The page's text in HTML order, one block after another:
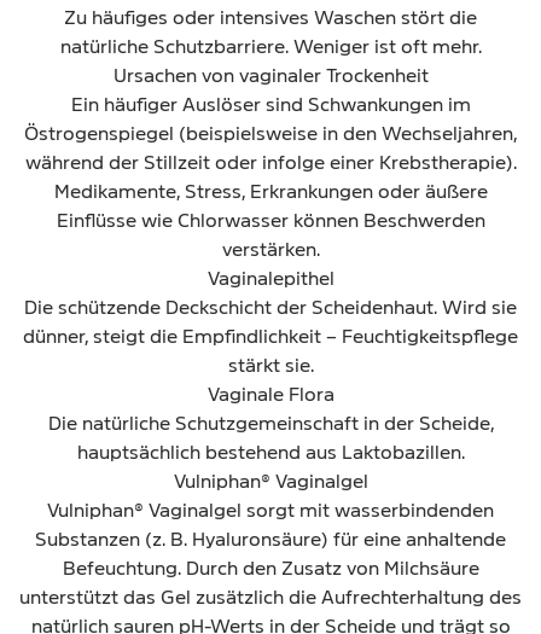
Zu häufiges oder intensives Waschen stört die
natürliche Schutzbarriere. Weniger ist oft mehr.
Ursachen von vaginaler Trockenheit
Ein häufiger Auslöser sind Schwankungen im
Östrogenspiegel (beispielsweise in den Wechseljahren,
während der Stillzeit oder infolge einer Krebstherapie).
Medikamente, Stress, Erkrankungen oder äußere
Einflüsse wie Chlorwasser können Beschwerden
verstärken.
Vaginalepithel
Die schützende Deckschicht der Scheidenhaut. Wird sie
dünner, steigt die Empfindlichkeit – Feuchtigkeitspflege
stärkt sie.
Vaginale Flora
Die natürliche Schutzgemeinschaft in der Scheide,
hauptsächlich bestehend aus Laktobazillen.
Vulniphan® Vaginalgel
Vulniphan® Vaginalgel sorgt mit wasserbindenden
Substanzen (z. B. Hyaluronsäure) für eine anhaltende
Befeuchtung. Durch den Zusatz von Milchsäure
unterstützt das Gel zusätzlich die Aufrechterhaltung des
natürlich sauren pH-Werts in der Scheide und trägt so